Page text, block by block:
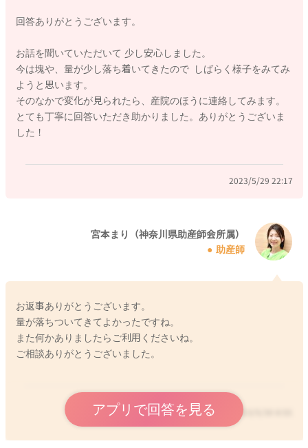
ても経過としては正常だと思います。
悪露は、鮮血からだんだん茶褐色に変化し、最後はおりものの
ような性状になっていきますが、その途中でレバーのようなか
たまりが出ることもあります。
正常に経過していくなかでこのようなかたまりがみられる場合
もありますし、子宮の戻り具合がいまひとつの時にもかたまり
がみられることがあります。
してくださる方の有無、赤ちゃんのご様子などをふまえて、受
診なさるか様子をみるか、お決めになったらよいかなと思いま
ご心配が続く様でしたら、お産の経過もわかる産院にまずはお
よかったら参考になさってみてくださいね。
よろしくお願いいたします。
2023/5/29 15:29
回答ありがとうございます。
お話を聞いていただいて 少し安心しました。
今は塊や、量が少し落ち着いてきたので しばらく様子をみてみ
ようと思います。
そのなかで変化が見られたら、産院のほうに連絡してみます。
とても丁寧に回答いただき助かりました。ありがとうございま
した！
2023/5/29 22:17
宮本まり（神奈川県助産師会所属）
助産師
お返事ありがとうございます。
量が落ちついてきてよかったですね。
また何かありましたらご利用くださいね。
ご相談ありがとうございました。
アプリで回答を見る 2023/5/30 8:55